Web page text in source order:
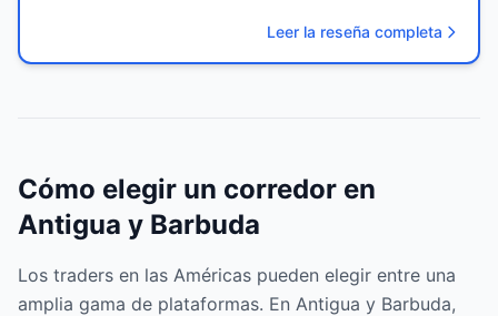
Leer la reseña completa
Cómo elegir un corredor en
Antigua y Barbuda
Los traders en las Américas pueden elegir entre una
amplia gama de plataformas. En Antigua y Barbuda,